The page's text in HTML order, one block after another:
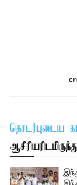
தொடர்புடைய